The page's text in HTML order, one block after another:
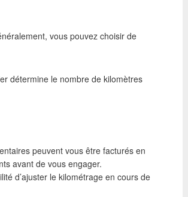
vous pouvez choisir de
détermine le nombre de kilomètres
peuvent vous être facturés en
avant de vous engager.
d’ajuster le kilométrage en cours de